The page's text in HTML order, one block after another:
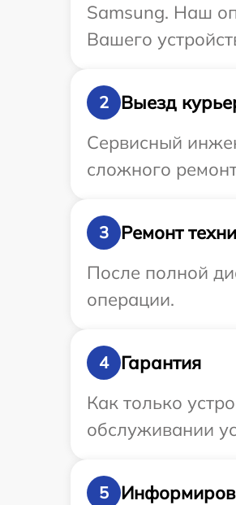
Samsung. Наш
Вашего
2
Выезд
Сервисный
сложного
3
Ремонт
После полной
операции.
4
Гарантия
Как только
обслуживании
5